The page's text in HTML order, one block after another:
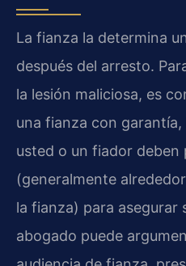
La fianza la determina
después del arresto.
la lesión maliciosa, es
una fianza con
usted o un fiador deben
(generalmente
la fianza) para asegurar
abogado puede